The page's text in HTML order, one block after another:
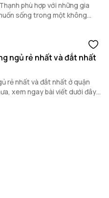
phù hợp với những gia
sống trong một không
cung cấp thông tin về giá
và đắt nhất quận Bình
ngủ rẻ nhất và đắt nhất
rẻ nhất và đắt nhất ở quận
xem ngay bài viết dưới đây
thông tin chi tiết!